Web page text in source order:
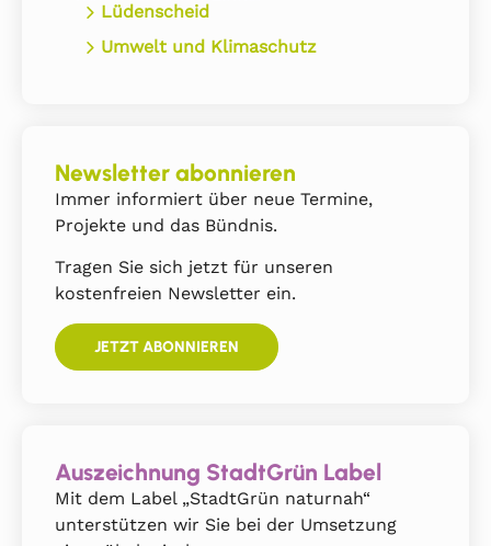
Lüdenscheid
Umwelt und Klimaschutz
Newsletter abonnieren
Immer informiert über neue Termine,
Projekte und das Bündnis.
Tragen Sie sich jetzt für unseren
kostenfreien Newsletter ein.
JETZT ABONNIEREN
Auszeichnung StadtGrün Label
Mit dem Label „StadtGrün naturnah“
unterstützen wir Sie bei der Umsetzung